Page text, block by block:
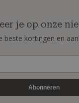
je op onze
beste kortingen en
Abonneren